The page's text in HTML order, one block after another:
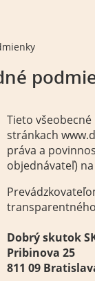
Tieto
stránkach
práva a
objednávateľ)
Dobrý skutok
Pribinova 25
811 09